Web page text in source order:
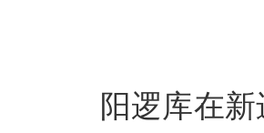
阳逻库在新